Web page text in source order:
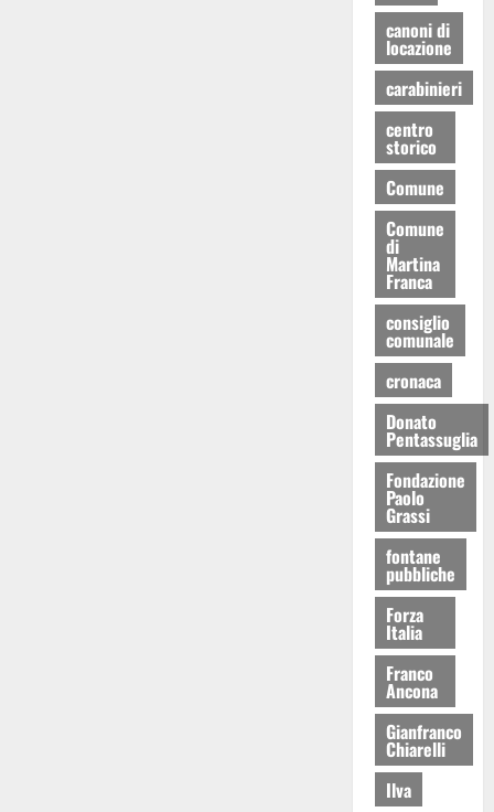
canoni di
locazione
carabinieri
centro
storico
Comune
Comune
di
Martina
Franca
consiglio
comunale
cronaca
Donato
Pentassuglia
Fondazione
Paolo
Grassi
fontane
pubbliche
Forza
Italia
Franco
Ancona
Gianfranco
Chiarelli
Ilva